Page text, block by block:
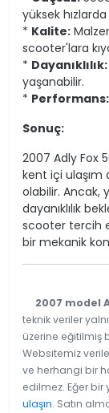
yüksek
* Kalite:
scooter'lara
* Dayanıklılık:
yaşanabilir.
* Performans:
Sonuç:
2007 Adly Fox
kent içi ulaşım
olabilir. Ancak,
dayanıklılık
scooter tercih
bir mekanik
2007 model
teknik veriler
üzerine eğitilmiş
Websitemiz
ve herhangi bir
edilmez. Eğer bir
ulaşın. Satın